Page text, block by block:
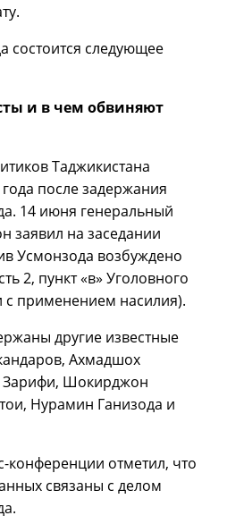
состоится следующее
и в чем обвиняют
Таджикистана
после задержания
14 июня генеральный
заявил на заседании
Усмонзода возбуждено
2, пункт «в» Уголовного
с применением насилия).
другие известные
Ахмадшох
Зарифи, Шокирджон
Нурамин Ганизода и
отметил, что
связаны с делом